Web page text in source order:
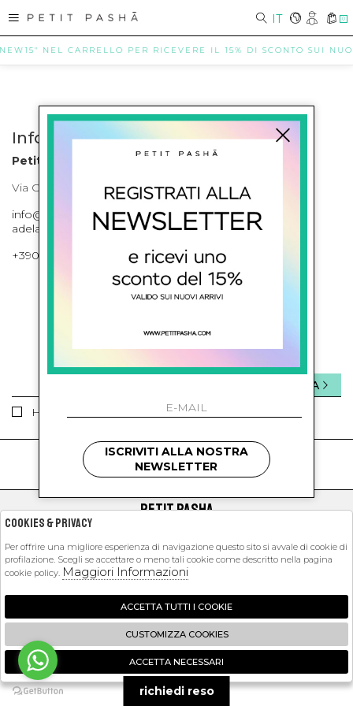
IT 0
NEL CARRELLO PER RICEVERE IL 15% DI SCONTO SUI
Info contatti
Petit Pasha
Via Cilea, 255 Napoli Corso Umberto I 301 Napoli
info@petitpasha.com, petitpasha@hotmail.it,
adelaide.petitpasha@hotmail.com
+39081643421 , +390812351280
ISCRIVITI ALLA NEWSLETTER
Ho letto ed accettato le condizioni sulla privacy.
INVIA
kids
PETIT PASHA
EXTRA
2026 Petit Pasha - P.iva : 09423341214 Powered by
Zucchetti
🍪
ISCRIVITI ALLA NOSTRA
NEWSLETTER
richiedi reso
Cookies & Privacy
Per offrire una migliore esperienza di navigazione questo sito si avvale di cookie di
profilazione. Scegli se accettare o meno tali cookie come descritto nella pagina
cookie policy. Maggiori Informazioni
ACCETTA TUTTI I COOKIE
CUSTOMIZZA COOKIES
ACCETTA NECESSARI